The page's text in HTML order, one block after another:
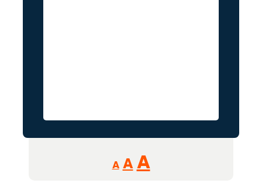
A
Reducir
tamaño
A Restablecer
AAumentar